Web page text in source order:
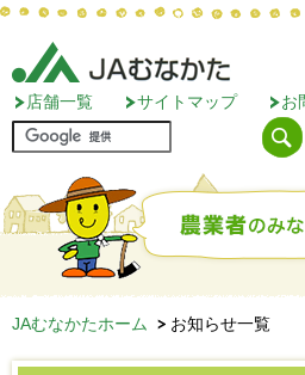
店舗一覧 サイトマップ お
JAむなかたホーム お知らせ一覧